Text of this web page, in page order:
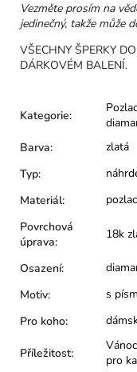
Vezměte prosím na
jedinečný, takže může
VŠECHNY ŠPERKY
DÁRKOVÉM BALENÍ.
Kategorie:
Barva:
zlatá
Typ:
Materiál:
Povrchová
úprava:
18k
Osazení:
Motiv:
s
Pro koho:
Příležitost:
pro